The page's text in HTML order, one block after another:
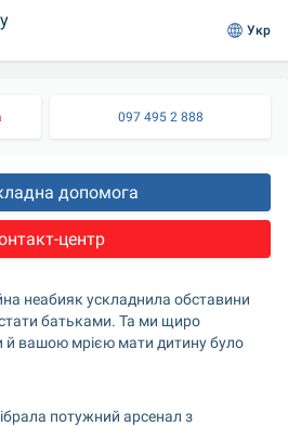
Укр
097 495 2 888
допомога
центр
неабияк ускладнила обставини
батьками. Та ми щиро
вашою мрією мати дитину було
потужний арсенал з